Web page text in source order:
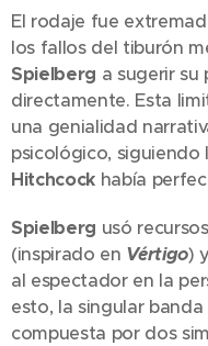
El rodaje fue
los fallos del tiburón
Spielberg a sugerir su
directamente. Esta
una genialidad
psicológico, siguiendo
Hitchcock había
Spielberg usó
(inspirado en Vértigo)
al espectador en la
esto, la singular
compuesta por dos